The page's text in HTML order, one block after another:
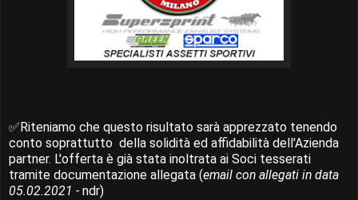
✅Riteniamo che questo risultato sarà apprezzato tenendo
conto soprattutto della solidità ed affidabilità dell'Azienda
partner. L'offerta è già stata inoltrata ai Soci tesserati
tramite documentazione allegata (email con allegati in data
05.02.2021 - ndr)